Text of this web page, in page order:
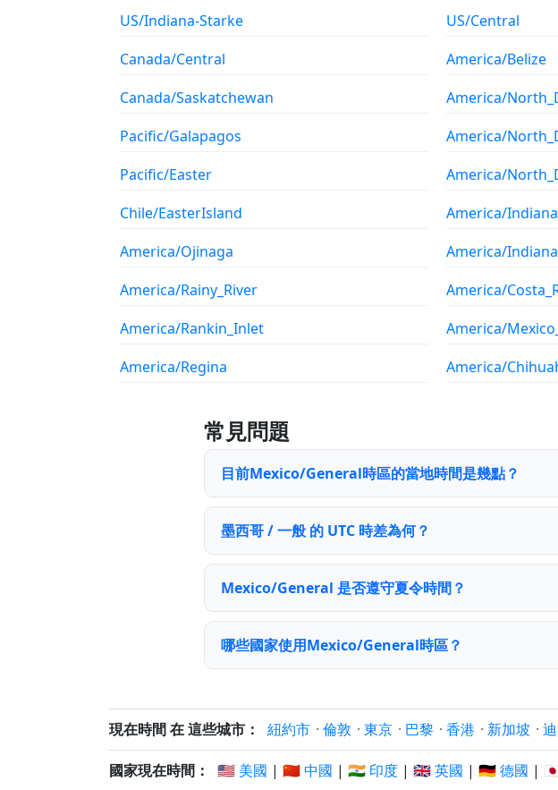
US/Indiana-Starke
Canada/Central
Canada/Saskatchewan
Pacific/Galapagos
Pacific/Easter
Chile/EasterIsland
America/Ojinaga
America/Rainy_River
America/Rankin_Inlet
America/Regina
US/Central
America/Belize
America/
America/
America/
America/
America/
America/
America/
America/
常見問題
目前Mexico/General時區的當地時間是幾點？
墨西哥 / 一般 的 UTC 時差為何？
Mexico/General 是否遵守夏令時間？
哪些國家使用Mexico/General時區？
現在時間 在 這些城市： 紐約市 · 倫敦 · 東京 · 巴黎 · 香港 · 新加坡 ·
國家現在時間： 🇺🇸 美國 | 🇨🇳 中國 | 🇮🇳 印度 | 🇬🇧 英國 | 🇩🇪 德國 |